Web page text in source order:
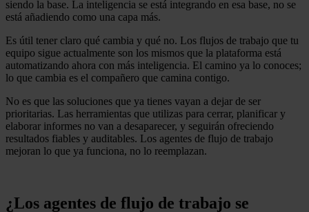
siendo la base. La inteligencia se está integrando en esa base, no se
está añadiendo como una capa más.
Es útil tener claro qué cambia y qué no. Los flujos de trabajo que tu
equipo sigue actualmente son los mismos que la plataforma está
automatizando ahora con más inteligencia. El camino ya lo conoces;
lo que cambia es el compañero que camina contigo.
No es que las soluciones que ya tienes vayan a dejar de ser
prioritarias. Las herramientas que utilizas para cerrar, planificar y
elaborar informes no van a desaparecer, y seguirán ofreciendo
resultados fiables y auditables. Los agentes de flujo de trabajo
mejoran lo que ya funciona, no lo reemplazan.
¿Los agentes de flujo de trabajo se